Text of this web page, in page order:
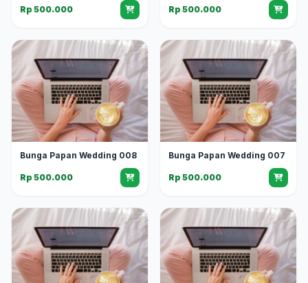
Rp 500.000 Rp 500.000
Bunga Papan Wedding 008
Rp 500.000
Bunga Papan Wedding 007
Rp 500.000